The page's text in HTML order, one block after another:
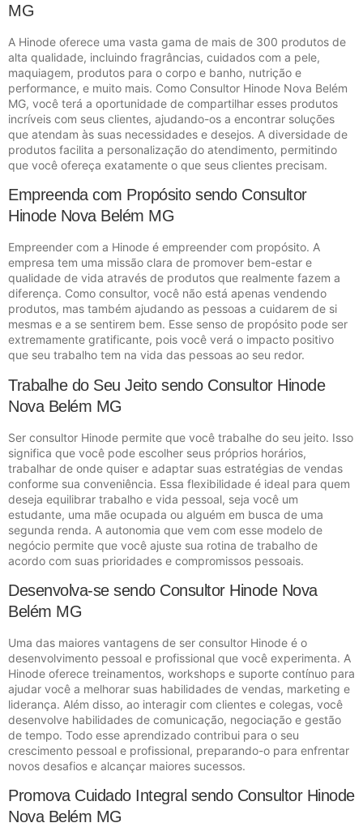
MG
A Hinode oferece uma vasta gama de mais de 300 produtos de
alta qualidade, incluindo fragrâncias, cuidados com a pele,
maquiagem, produtos para o corpo e banho, nutrição e
performance, e muito mais. Como Consultor Hinode Nova Belém
MG, você terá a oportunidade de compartilhar esses produtos
incríveis com seus clientes, ajudando-os a encontrar soluções
que atendam às suas necessidades e desejos. A diversidade de
produtos facilita a personalização do atendimento, permitindo
que você ofereça exatamente o que seus clientes precisam.
Empreenda com Propósito sendo Consultor
Hinode Nova Belém MG
Empreender com a Hinode é empreender com propósito. A
empresa tem uma missão clara de promover bem-estar e
qualidade de vida através de produtos que realmente fazem a
diferença. Como consultor, você não está apenas vendendo
produtos, mas também ajudando as pessoas a cuidarem de si
mesmas e a se sentirem bem. Esse senso de propósito pode ser
extremamente gratificante, pois você verá o impacto positivo
que seu trabalho tem na vida das pessoas ao seu redor.
Trabalhe do Seu Jeito sendo Consultor Hinode
Nova Belém MG
Ser consultor Hinode permite que você trabalhe do seu jeito. Isso
significa que você pode escolher seus próprios horários,
trabalhar de onde quiser e adaptar suas estratégias de vendas
conforme sua conveniência. Essa flexibilidade é ideal para quem
deseja equilibrar trabalho e vida pessoal, seja você um
estudante, uma mãe ocupada ou alguém em busca de uma
segunda renda. A autonomia que vem com esse modelo de
negócio permite que você ajuste sua rotina de trabalho de
acordo com suas prioridades e compromissos pessoais.
Desenvolva-se sendo Consultor Hinode Nova
Belém MG
Uma das maiores vantagens de ser consultor Hinode é o
desenvolvimento pessoal e profissional que você experimenta. A
Hinode oferece treinamentos, workshops e suporte contínuo para
ajudar você a melhorar suas habilidades de vendas, marketing e
liderança. Além disso, ao interagir com clientes e colegas, você
desenvolve habilidades de comunicação, negociação e gestão
de tempo. Todo esse aprendizado contribui para o seu
crescimento pessoal e profissional, preparando-o para enfrentar
novos desafios e alcançar maiores sucessos.
Promova Cuidado Integral sendo Consultor Hinode
Nova Belém MG